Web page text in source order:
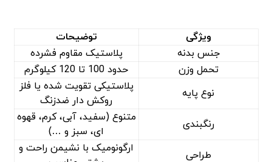
ویژگی
توضیحات
جنس بدنه
پلاستیک مقاوم فشرده
تحمل وزن
حدود 100 تا 120 کیلوگرم
نوع پایه
پلاستیکی تقویت شده یا فلز
روکش دار ضدزنگ
رنگبندی
متنوع (سفید، آبی، کرم، قهوه
ای، سبز و …)
طراحی
ارگونومیک با نشیمن راحت و